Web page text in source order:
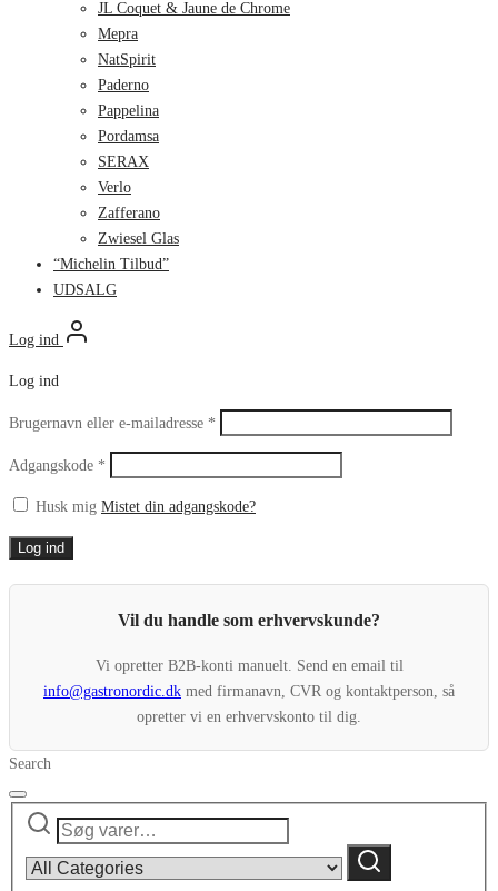
JL Coquet & Jaune de Chrome
Mepra
NatSpirit
Paderno
Pappelina
Pordamsa
SERAX
Verlo
Zafferano
Zwiesel Glas
“Michelin Tilbud”
UDSALG
Log ind
Log ind
Brugernavn eller e-mailadresse *
Adgangskode *
Husk mig Mistet din adgangskode?
Log ind
Vil du handle som erhvervskunde?
Vi opretter B2B-konti manuelt. Send en email til
info@gastronordic.dk med firmanavn, CVR og kontaktperson, så
opretter vi en erhvervskonto til dig.
Search
Søg
category:
Søg